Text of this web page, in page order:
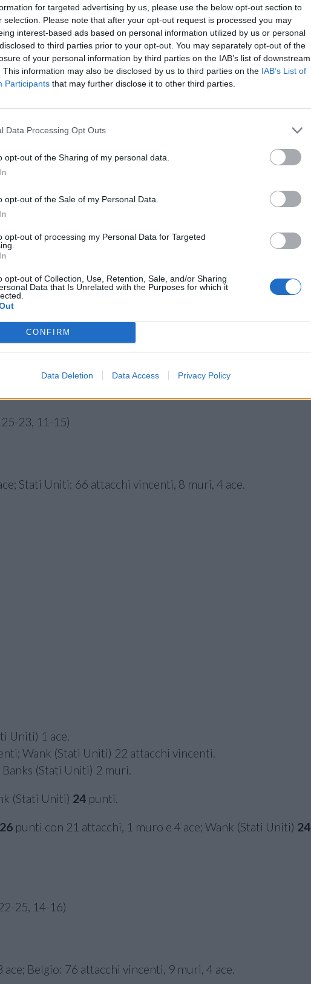
for targeted advertising by us, please use the below opt-out section to
selection. Please note that after your opt-out request is processed you may
interest-based ads based on personal information utilized by us or personal
to third parties prior to your opt-out. You may separately opt-out of the
of your personal information by third parties on the IAB’s list of downstream
This information may also be disclosed by us to third parties on the IAB’s List of
Participants that may further disclose it to other third parties.
Data Processing Opt Outs
opt-out of the Sharing of my personal data.
opt-out of the Sale of my Personal Data.
opt-out of processing my Personal Data for Targeted
opt-out of Collection, Use, Retention, Sale, and/or Sharing
Data that Is Unrelated with the Purposes for which it
CONFIRM
Data Deletion Data Access Privacy Policy
Adigwe (Italia) 1 ace.
Merit Chinenyenwa Adigwe (Italia) 15 attacchi vincenti.
(Italia) 5 muri.
18punti; Nicole Van De Vosse (Olanda)
(Olanda)8punti con 7 attacchi e 1 ace; Merit Chinenyenwa
1 ace.
23, 11-15)
Stati Uniti: 66 attacchi vincenti, 8 muri, 4 ace.
Uniti) 1 ace.
Wank (Stati Uniti) 22 attacchi vincenti.
(Stati Uniti) 2 muri.
(Stati Uniti) 24 punti.
26 punti con 21 attacchi, 1 muro e 4 ace; Wank (Stati Uniti) 24
25, 14-16)
Belgio: 76 attacchi vincenti, 9 muri, 4 ace.